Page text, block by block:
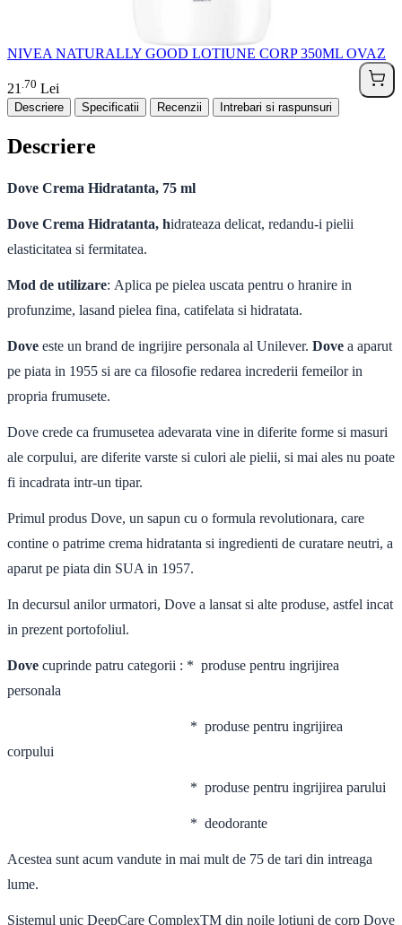
NIVEA NATURALLY GOOD LOTIUNE CORP 350ML OVAZ
21 70 Lei
Descriere Specificatii Recenzii Intrebari si raspunsuri
Descriere
Dove Crema Hidratanta, 75 ml
Dove Crema Hidratanta, hidrateaza delicat, redandu-i pielii
elasticitatea si fermitatea.
Mod de utilizare: Aplica pe pielea uscata pentru o hranire in
profunzime, lasand pielea fina, catifelata si hidratata.
Dove este un brand de ingrijire personala al Unilever. Dove a aparut
pe piata in 1955 si are ca filosofie redarea increderii femeilor in
propria frumusete.
Dove crede ca frumusetea adevarata vine in diferite forme si masuri
ale corpului, are diferite varste si culori ale pielii, si mai ales nu poate
fi incadrata intr-un tipar.
Primul produs Dove, un sapun cu o formula revolutionara, care
contine o patrime crema hidratanta si ingredienti de curatare neutri, a
aparut pe piata din SUA in 1957.
In decursul anilor urmatori, Dove a lansat si alte produse, astfel incat
in prezent portofoliul.
Dove cuprinde patru categorii : * produse pentru ingrijirea
personala
* produse pentru ingrijirea
corpului
* produse pentru ingrijirea parului
* deodorante
Acestea sunt acum vandute in mai mult de 75 de tari din intreaga
lume.
Sistemul unic DeepCare ComplexTM din noile lotiuni de corp Dove